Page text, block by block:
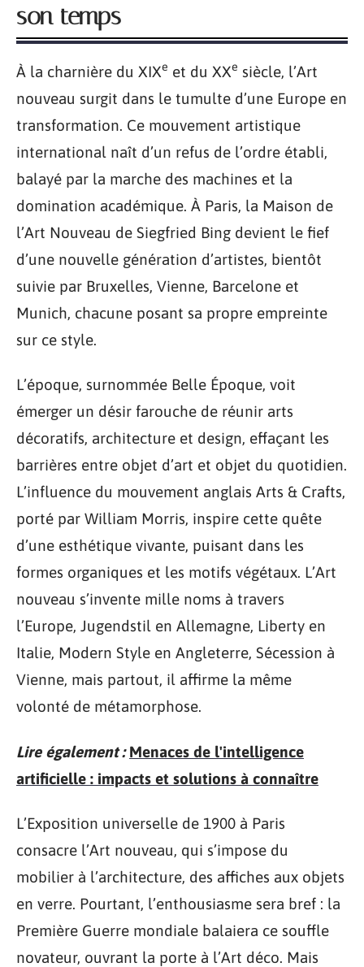
son temps
À la charnière du XIXe et du XXe siècle, l’Art
nouveau surgit dans le tumulte d’une Europe en
transformation. Ce mouvement artistique
international naît d’un refus de l’ordre établi,
balayé par la marche des machines et la
domination académique. À Paris, la Maison de
l’Art Nouveau de Siegfried Bing devient le fief
d’une nouvelle génération d’artistes, bientôt
suivie par Bruxelles, Vienne, Barcelone et
Munich, chacune posant sa propre empreinte
sur ce style.
L’époque, surnommée Belle Époque, voit
émerger un désir farouche de réunir arts
décoratifs, architecture et design, effaçant les
barrières entre objet d’art et objet du quotidien.
L’influence du mouvement anglais Arts & Crafts,
porté par William Morris, inspire cette quête
d’une esthétique vivante, puisant dans les
formes organiques et les motifs végétaux. L’Art
nouveau s’invente mille noms à travers
l’Europe, Jugendstil en Allemagne, Liberty en
Italie, Modern Style en Angleterre, Sécession à
Vienne, mais partout, il affirme la même
volonté de métamorphose.
Lire également : Menaces de l'intelligence
artificielle : impacts et solutions à connaître
L’Exposition universelle de 1900 à Paris
consacre l’Art nouveau, qui s’impose du
mobilier à l’architecture, des affiches aux objets
en verre. Pourtant, l’enthousiasme sera bref : la
Première Guerre mondiale balaiera ce souffle
novateur, ouvrant la porte à l’Art déco. Mais